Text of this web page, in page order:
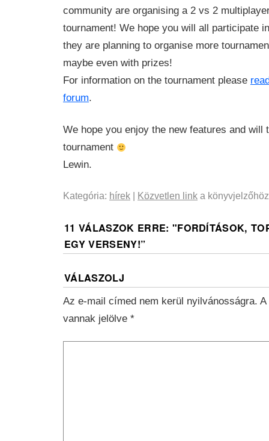
community are organising a 2 vs 2
tournament! We hope you will all participate
they are planning to organise more
maybe even with prizes!
For information on the tournament please
forum.
We hope you enjoy the new features and will
tournament
Lewin.
Kategória: hírek | Közvetlen link a
11 VÁLASZOK ERRE: "FORDÍTÁSOK,
EGY VERSENY!”
VÁLASZOLJ
Az e-mail címed nem kerül nyilvánosságra. A
vannak jelölve *